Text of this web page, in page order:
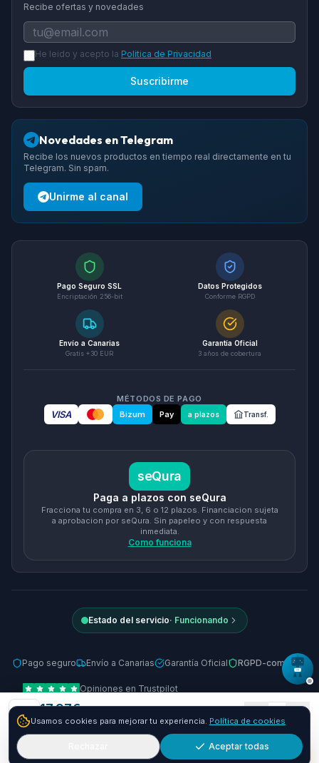
17.97€
+12.03€ y envío GRATIS 24-48h
Comprar ya
Recibe ofertas y novedades
He leido y acepto la Politica de Privacidad
Suscribirme
Novedades en Telegram
Recibe los nuevos productos en tiempo real directamente en tu
Telegram. Sin spam.
Unirme al canal
Pago Seguro SSL
Encriptación 256-bit
Datos Protegidos
Conforme RGPD
Envío a Canarias
Gratis +30 EUR
Garantía Oficial
3 años de cobertura
MÉTODOS DE PAGO
VISA Bizum Pay a plazos Transf.
seQura
Paga a plazos con seQura
Fracciona tu compra en 3, 6 o 12 plazos. Financiacion sujeta
a aprobacion por seQura. Sin papeleo y con respuesta
inmediata.
Como funciona
Estado del servicio· Funcionando
Pago seguro Envío a Canarias Garantía Oficial RGPD-compliant
Opiniones en Trustpilot
© 2026 Tienda Online Canarias.
Desarrollado por
Usamos cookies para mejorar tu experiencia. Política de cookies
Aceptar todas